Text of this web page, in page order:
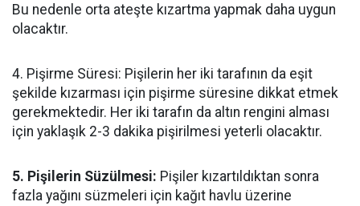
Bu nedenle orta ateşte kızartma yapmak daha uygun
olacaktır.
4. Pişirme Süresi: Pişilerin her iki tarafının da eşit
şekilde kızarması için pişirme süresine dikkat etmek
gerekmektedir. Her iki tarafın da altın rengini alması
için yaklaşık 2-3 dakika pişirilmesi yeterli olacaktır.
5. Pişilerin Süzülmesi: Pişiler kızartıldıktan sonra
fazla yağını süzmeleri için kağıt havlu üzerine